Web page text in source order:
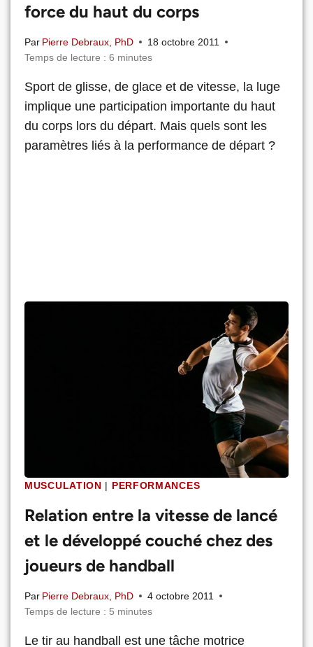
force du haut du corps
Par Pierre Debraux, PhD
18 octobre 2011
Temps de lecture : 6 minutes
Sport de glisse, de glace et de vitesse, la luge
implique une participation importante du haut
du corps lors du départ. Mais quels sont les
paramètres liés à la performance de départ ?
MUSCULATION | PERFORMANCES
Relation entre la vitesse de lancé
et le développé couché chez des
joueurs de handball
Par Pierre Debraux, PhD
4 octobre 2011
Temps de lecture : 5 minutes
Le tir au handball est une tâche motrice